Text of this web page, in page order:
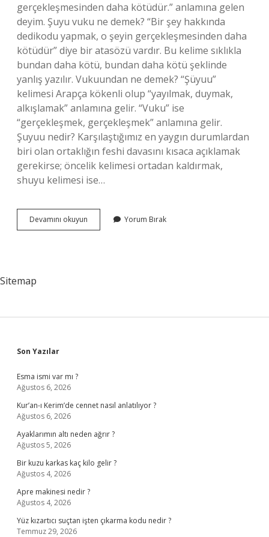
gerçekleşmesinden daha kötüdür.” anlamına gelen
deyim. Şuyu vuku ne demek? “Bir şey hakkında
dedikodu yapmak, o şeyin gerçekleşmesinden daha
kötüdür” diye bir atasözü vardır. Bu kelime sıklıkla
bundan daha kötü, bundan daha kötü şeklinde
yanlış yazılır. Vukuundan ne demek? “Şüyuu”
kelimesi Arapça kökenli olup “yayılmak, duymak,
alkışlamak” anlamına gelir. “Vuku” ise
“gerçekleşmek, gerçekleşmek” anlamına gelir.
Şuyuu nedir? Karşılaştığımız en yaygın durumlardan
biri olan ortaklığın feshi davasını kısaca açıklamak
gerekirse; öncelik kelimesi ortadan kaldırmak,
shuyu kelimesi ise…
Devamını okuyun
Şeyin
Yorum Bırak
Sitemap
Sidebar
Son Yazılar
Esma ismi var mı ?
Ağustos 6, 2026
Kur’an-ı Kerim’de cennet nasıl anlatılıyor ?
Ağustos 6, 2026
Ayaklarımın altı neden ağrır ?
Ağustos 5, 2026
Bir kuzu karkas kaç kilo gelir ?
Ağustos 4, 2026
Apre makinesi nedir ?
Ağustos 4, 2026
Yüz kızartıcı suçtan işten çıkarma kodu nedir ?
Temmuz 29, 2026